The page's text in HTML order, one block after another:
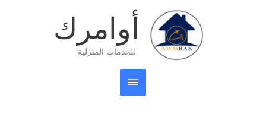
أوامرك
للخدمات المنزلية
القائمة
الرئيسية